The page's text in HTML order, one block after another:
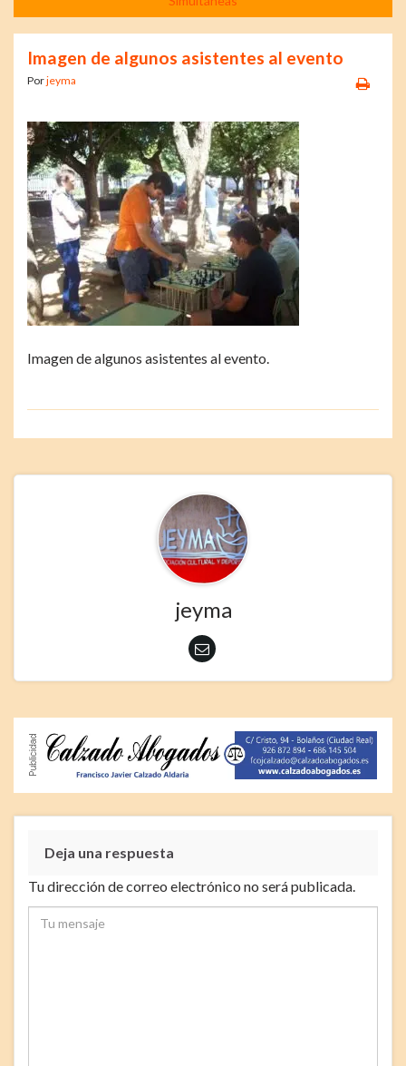
Imagen de algunos asistentes al evento
Porjeyma
Imagen de algunos asistentes al evento.
jeyma
Deja una respuesta
Tu dirección de correo electrónico no será publicada.